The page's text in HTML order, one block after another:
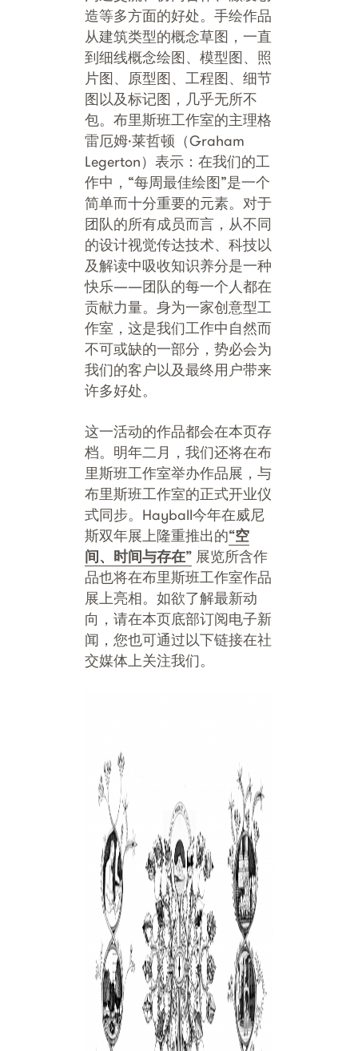
造等多方面的好处。手绘作品
从建筑类型的概念草图，一直
到细线概念绘图、模型图、照
片图、原型图、工程图、细节
图以及标记图，几乎无所不
包。布里斯班工作室的主理格
雷厄姆·莱哲顿（Graham
Legerton）表示：在我们的工
作中，“每周最佳绘图”是一个
简单而十分重要的元素。对于
团队的所有成员而言，从不同
的设计视觉传达技术、科技以
及解读中吸收知识养分是一种
快乐——团队的每一个人都在
贡献力量。身为一家创意型工
作室，这是我们工作中自然而
不可或缺的一部分，势必会为
我们的客户以及最终用户带来
许多好处。
这一活动的作品都会在本页存
档。明年二月，我们还将在布
里斯班工作室举办作品展，与
布里斯班工作室的正式开业仪
式同步。Hayball今年在威尼
斯双年展上隆重推出的“空
间、时间与存在” 展览所含作
品也将在布里斯班工作室作品
展上亮相。如欲了解最新动
向，请在本页底部订阅电子新
闻，您也可通过以下链接在社
交媒体上关注我们。